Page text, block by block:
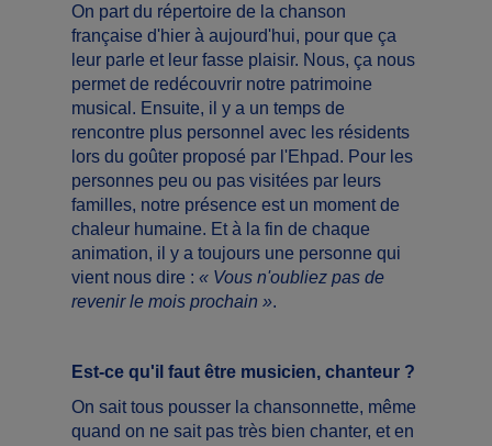
On part du répertoire de la chanson
française d'hier à aujourd'hui, pour que ça
leur parle et leur fasse plaisir. Nous, ça nous
permet de redécouvrir notre patrimoine
musical. Ensuite, il y a un temps de
rencontre plus personnel avec les résidents
lors du goûter proposé par l'Ehpad. Pour les
personnes peu ou pas visitées par leurs
familles, notre présence est un moment de
chaleur humaine. Et à la fin de chaque
animation, il y a toujours une personne qui
vient nous dire : « Vous n'oubliez pas de
revenir le mois prochain ».
Est-ce qu'il faut être musicien, chanteur ?
On sait tous pousser la chansonnette, même
quand on ne sait pas très bien chanter, et en